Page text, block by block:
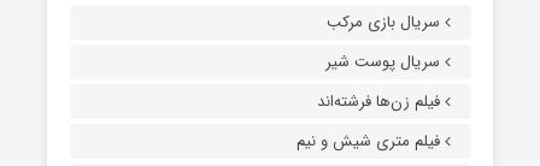
سریال بازی مرکب
سریال پوست شیر
فیلم زن‌ها فرشته‌اند
فیلم متری شیش و نیم